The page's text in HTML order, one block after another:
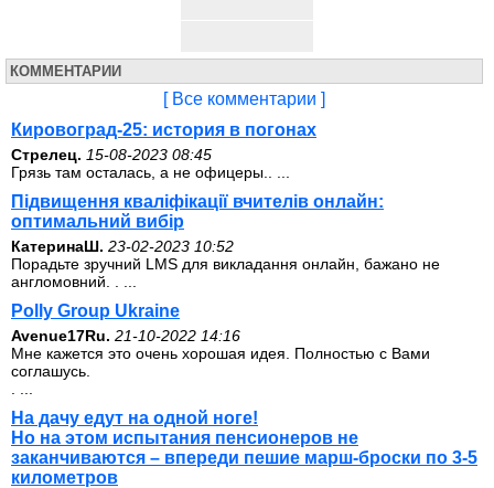
КОММЕНТАРИИ
[ Все комментарии ]
Кировоград-25: история в погонах
Стрелец. 15-08-2023 08:45
Грязь там осталась, а не офицеры.. ...
Підвищення кваліфікації вчителів онлайн:
оптимальний вибір
КатеринаШ. 23-02-2023 10:52
Порадьте зручний LMS для викладання онлайн, бажано не
англомовний. . ...
Polly Group Ukraine
Avenue17Ru. 21-10-2022 14:16
Мне кажется это очень хорошая идея. Полностью с Вами
соглашусь.
На дачу едут на одной ноге!
Но на этом испытания пенсионеров не
заканчиваются – впереди пешие марш-броски по 3-5
километров